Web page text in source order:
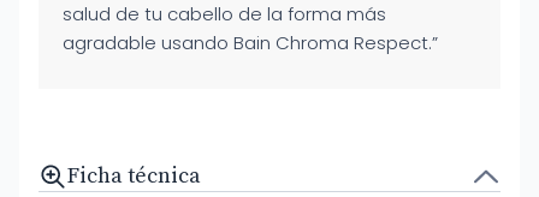
salud de tu cabello de la forma más
agradable usando Bain Chroma Respect.”
Ficha técnica